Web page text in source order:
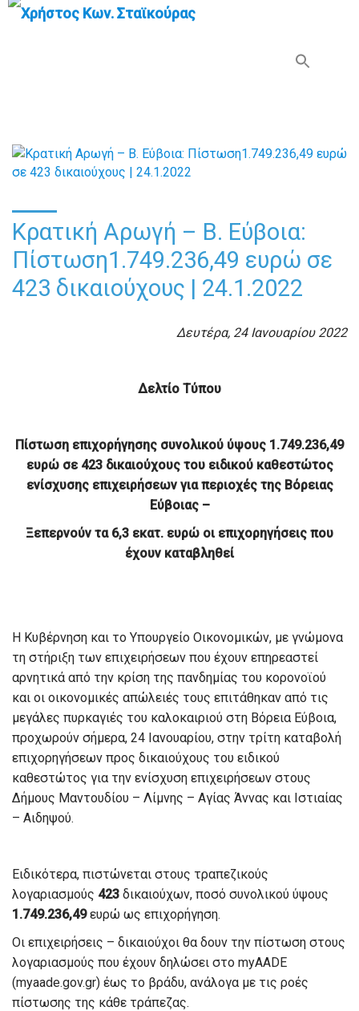
Κρατική Αρωγή – Β. Εύβοια:
Πίστωση1.749.236,49 ευρώ σε
423 δικαιούχους | 24.1.2022
Δευτέρα, 24 Ιανουαρίου 2022
Δελτίο Τύπου
Πίστωση επιχορήγησης συνολικού ύψους 1.749.236,49
ευρώ σε 423 δικαιούχους του ειδικού καθεστώτος
ενίσχυσης επιχειρήσεων για περιοχές της Βόρειας
Εύβοιας –
Ξεπερνούν τα 6,3 εκατ. ευρώ οι επιχορηγήσεις που
έχουν καταβληθεί
Η Κυβέρνηση και το Υπουργείο Οικονομικών, με γνώμονα
τη στήριξη των επιχειρήσεων που έχουν επηρεαστεί
αρνητικά από την κρίση της πανδημίας του κορονοϊού
και οι οικονομικές απώλειές τους επιτάθηκαν από τις
μεγάλες πυρκαγιές του καλοκαιριού στη Βόρεια Εύβοια,
προχωρούν σήμερα, 24 Ιανουαρίου, στην τρίτη καταβολή
επιχορηγήσεων προς δικαιούχους του ειδικού
καθεστώτος για την ενίσχυση επιχειρήσεων στους
Δήμους Μαντουδίου – Λίμνης – Αγίας Άννας και Ιστιαίας
– Αιδηψού.
Ειδικότερα, πιστώνεται στους τραπεζικούς
λογαριασμούς 423 δικαιούχων, ποσό συνολικού ύψους
1.749.236,49ευρώ ως επιχορήγηση.
Οι επιχειρήσεις – δικαιούχοι θα δουν την πίστωση στους
λογαριασμούς που έχουν δηλώσει στο myAADE
(myaade.gov.gr) έως το βράδυ, ανάλογα με τις ροές
πίστωσης της κάθε τράπεζας.